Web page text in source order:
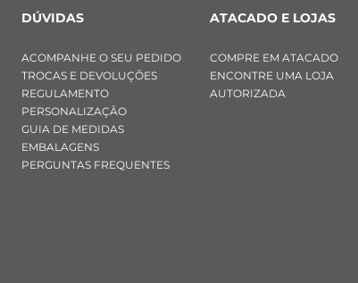
PEDRA MENOR:
- Cor: Cinza
- Material: Pedra natural
- Modelo: Pedra natural Jaspe cinza
- Posição: Fixo, (entre os passadores rondelli)
Características das Pedras Azuis:
DÚVIDAS
ACOMPANHE O SEU PEDIDO
TROCAS E DEVOLUÇÕES
REGULAMENTO
PERSONALIZAÇÃO
GUIA DE MEDIDAS
EMBALAGENS
PERGUNTAS FREQUENTES
ATACADO E LOJAS
COMPRE EM ATACADO
ENCONTRE UMA LOJA
AUTORIZADA